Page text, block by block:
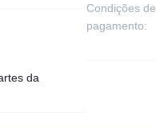
Condições de
pagamento:
da